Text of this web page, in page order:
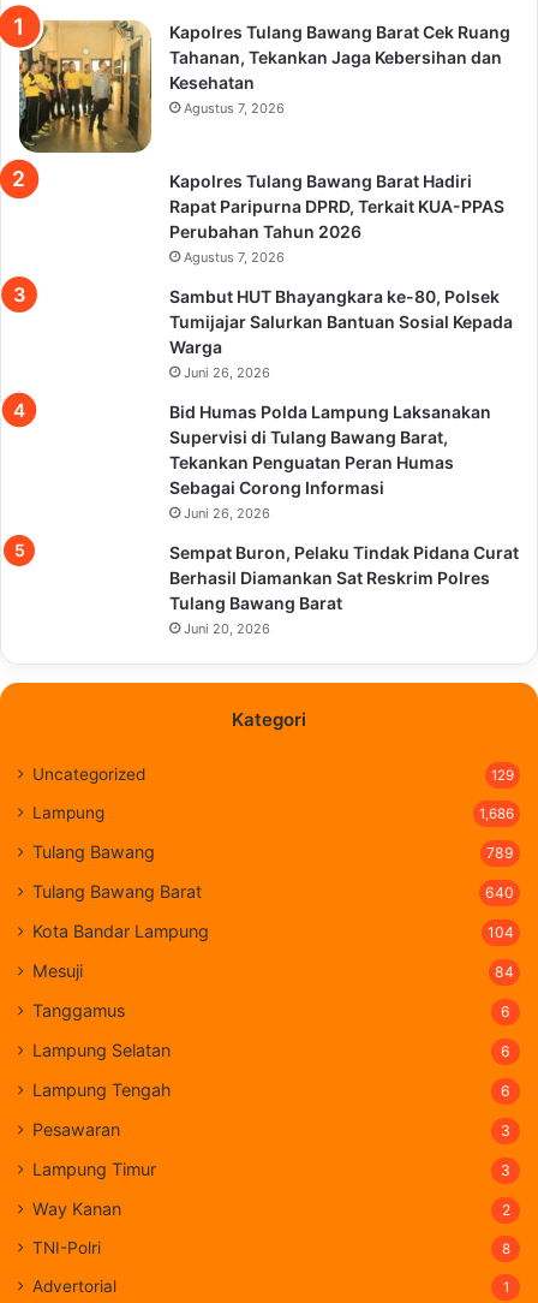
Kapolres Tulang Bawang Barat Cek Ruang
Tahanan, Tekankan Jaga Kebersihan dan
Kesehatan
Agustus 7, 2026
Kapolres Tulang Bawang Barat Hadiri
Rapat Paripurna DPRD, Terkait KUA-PPAS
Perubahan Tahun 2026
Agustus 7, 2026
Sambut HUT Bhayangkara ke-80, Polsek
Tumijajar Salurkan Bantuan Sosial Kepada
Warga
Juni 26, 2026
Bid Humas Polda Lampung Laksanakan
Supervisi di Tulang Bawang Barat,
Tekankan Penguatan Peran Humas
Sebagai Corong Informasi
Juni 26, 2026
Sempat Buron, Pelaku Tindak Pidana Curat
Berhasil Diamankan Sat Reskrim Polres
Tulang Bawang Barat
Juni 20, 2026
Kategori
Uncategorized 129
Lampung 1,686
Tulang Bawang 789
Tulang Bawang Barat 640
Kota Bandar Lampung 104
Mesuji 84
Tanggamus 6
Lampung Selatan 6
Lampung Tengah 6
Pesawaran 3
Lampung Timur 3
Way Kanan 2
TNI-Polri 8
Advertorial 1